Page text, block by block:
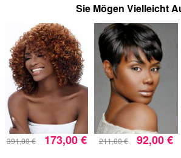
Sie Mögen Vielleicht
391,00 € 173,00 € 211,00 € 92,00 €